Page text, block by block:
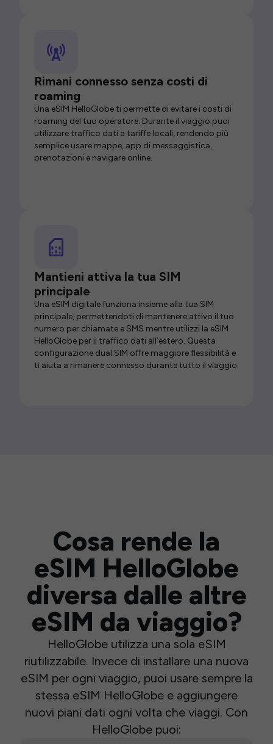
Rimani connesso senza costi di
roaming
Una eSIM HelloGlobe ti permette di evitare i costi di
roaming del tuo operatore. Durante il viaggio puoi
utilizzare traffico dati a tariffe locali, rendendo più
semplice usare mappe, app di messaggistica,
prenotazioni e navigare online.
Mantieni attiva la tua SIM
principale
Una eSIM digitale funziona insieme alla tua SIM
principale, permettendoti di mantenere attivo il tuo
numero per chiamate e SMS mentre utilizzi la eSIM
HelloGlobe per il traffico dati all’estero. Questa
configurazione dual SIM offre maggiore flessibilità e
ti aiuta a rimanere connesso durante tutto il viaggio.
Cosa rende la
eSIM HelloGlobe
diversa dalle altre
eSIM da viaggio?
HelloGlobe utilizza una sola eSIM
riutilizzabile. Invece di installare una nuova
eSIM per ogni viaggio, puoi usare sempre la
stessa eSIM HelloGlobe e aggiungere
nuovi piani dati ogni volta che viaggi. Con
HelloGlobe puoi: